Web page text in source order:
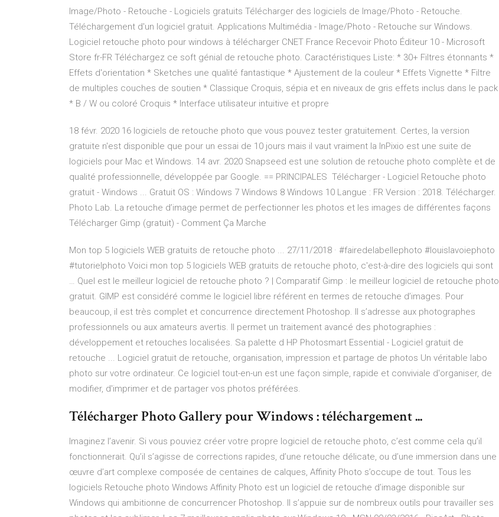
Image/Photo - Retouche - Logiciels gratuits Télécharger des logiciels de Image/Photo - Retouche.
Téléchargement d'un logiciel gratuit. Applications Multimédia - Image/Photo - Retouche sur Windows.
Logiciel retouche photo pour windows à télécharger CNET France Recevoir Photo Éditeur 10 - Microsoft
Store fr-FR Téléchargez ce soft génial de retouche photo. Caractéristiques Liste: * 30+ Filtres étonnants *
Effets d'orientation * Sketches une qualité fantastique * Ajustement de la couleur * Effets Vignette * Filtre
de multiples couches de soutien * Classique Croquis, sépia et en niveaux de gris effets inclus dans le pack
* B / W ou coloré Croquis * Interface utilisateur intuitive et propre
18 févr. 2020 16 logiciels de retouche photo que vous pouvez tester gratuitement. Certes, la version
gratuite n'est disponible que pour un essai de 10 jours mais il vaut vraiment la InPixio est une suite de
logiciels pour Mac et Windows. 14 avr. 2020 Snapseed est une solution de retouche photo complète et de
qualité professionnelle, développée par Google. == PRINCIPALES Télécharger - Logiciel Retouche photo
gratuit - Windows ... Gratuit OS : Windows 7 Windows 8 Windows 10 Langue : FR Version : 2018. Télécharger.
Photo Lab. La retouche d’image permet de perfectionner les photos et les images de différentes façons
Télécharger Gimp (gratuit) - Comment Ça Marche
Mon top 5 logiciels WEB gratuits de retouche photo ... 27/11/2018 · #fairedelabellephoto #louislavoiephoto
#tutorielphoto Voici mon top 5 logiciels WEB gratuits de retouche photo, c'est-à-dire des logiciels qui sont
… Quel est le meilleur logiciel de retouche photo ? | Comparatif Gimp : le meilleur logiciel de retouche photo
gratuit. GIMP est considéré comme le logiciel libre référent en termes de retouche d’images. Pour
beaucoup, il est très complet et concurrence directement Photoshop. Il s’adresse aux photographes
professionnels ou aux amateurs avertis. Il permet un traitement avancé des photographies :
développement et retouches localisées. Sa palette d HP Photosmart Essential - Logiciel gratuit de
retouche ... Logiciel gratuit de retouche, organisation, impression et partage de photos Un véritable labo
photo sur votre ordinateur. Ce logiciel tout-en-un est une façon simple, rapide et conviviale d'organiser, de
modifier, d'imprimer et de partager vos photos préférées.
Télécharger Photo Gallery pour Windows : téléchargement ...
Imaginez l’avenir. Si vous pouviez créer votre propre logiciel de retouche photo, c’est comme cela qu’il
fonctionnerait. Qu’il s’agisse de corrections rapides, d’une retouche délicate, ou d’une immersion dans une
œuvre d’art complexe composée de centaines de calques, Affinity Photo s’occupe de tout. Tous les
logiciels Retouche photo Windows Affinity Photo est un logiciel de retouche d’image disponible sur
Windows qui ambitionne de concurrencer Photoshop. Il s’appuie sur de nombreux outils pour travailler ses